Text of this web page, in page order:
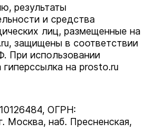
результаты
и средства
лиц, размещенные на
защищены в соответствии
При использовании
на prosto.ru
ОГРН:
Москва, наб. Пресненская,